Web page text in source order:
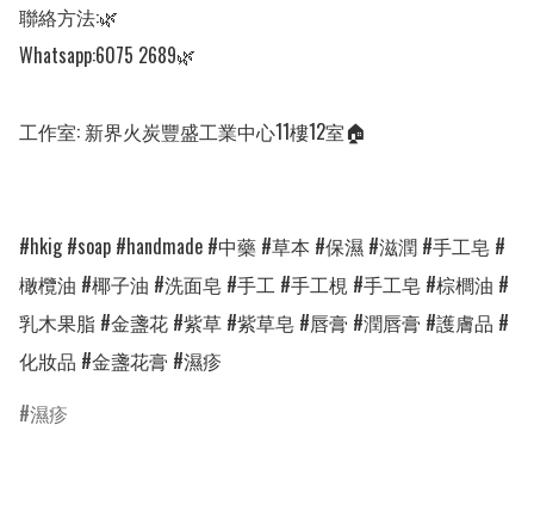
聯絡方法:🌿
Whatsapp:6075 2689🌿
工作室: 新界火炭豐盛工業中心11樓12室🏠
#hkig #soap #handmade #中藥 #草本 #保濕 #滋潤 #手工皂 #
橄欖油 #椰子油 #洗面皂 #手工 #手工梘 #手工皂 #棕櫚油 #
乳木果脂 #金盞花 #紫草 #紫草皂 #唇膏 #潤唇膏 #護膚品 #
化妝品 #金盞花膏 #濕疹
濕疹